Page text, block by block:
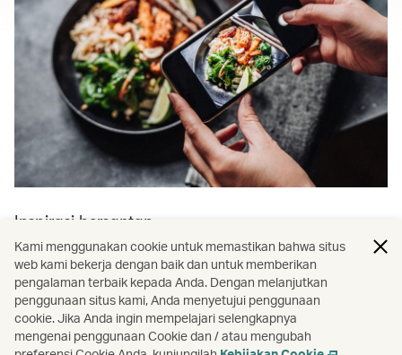
Inspirasi bersantap
Jelajahi lebih banyak lokasi kuliner
dan perjalanan
Temukan panduan kuliner kota, restoran yang wajib
dicoba, dan masih banyak lagi.
Kami menggunakan cookie untuk memastikan bahwa situs
web kami bekerja dengan baik dan untuk memberikan
pengalaman terbaik kepada Anda. Dengan melanjutkan
penggunaan situs kami, Anda menyetujui penggunaan
cookie. Jika Anda ingin mempelajari selengkapnya
mengenai penggunaan Cookie dan / atau mengubah